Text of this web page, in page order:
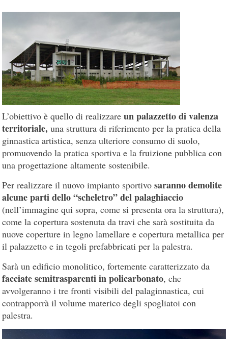
L’obiettivo è quello di realizzareun palazzetto di valenza
territoriale, una struttura di riferimento per la pratica della
ginnastica artistica, senza ulteriore consumo di suolo,
promuovendo la pratica sportiva e la fruizione pubblica con
una progettazione altamente sostenibile.
Per realizzare il nuovo impianto sportivosaranno demolite
alcune parti dello “scheletro” del palaghiaccio
(nell’immagine qui sopra, come si presenta ora la struttura),
come la copertura sostenuta da travi che sarà sostituita da
nuove coperture in legno lamellare e copertura metallica per
il palazzetto e in tegoli prefabbricati per la palestra.
Sarà un edificio monolitico, fortemente caratterizzato da
facciate semitrasparenti in policarbonato, che
avvolgeranno i tre fronti visibili del palaginnastica, cui
contrapporrà il volume materico degli spogliatoi con
palestra.